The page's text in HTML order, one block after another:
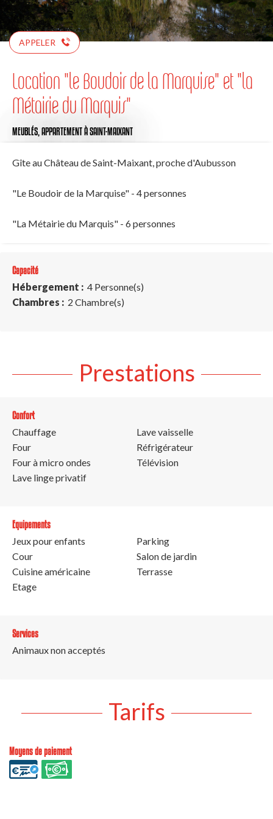
APPELER
Location "le Boudoir de la Marquise" et "la
Métairie du Marquis"
MEUBLÉS, APPARTEMENTÀ SAINT-MAIXANT
Gîte au Château de Saint-Maixant, proche d'Aubusson
"Le Boudoir de la Marquise" - 4 personnes
"La Métairie du Marquis" - 6 personnes
Capacité
Hébergement : 4 Personne(s)
Chambres : 2 Chambre(s)
Prestations
Confort
Chauffage
Four
Four à micro ondes
Lave linge privatif
Lave vaisselle
Réfrigérateur
Télévision
Equipements
Jeux pour enfants
Cour
Cuisine américaine
Etage
Parking
Salon de jardin
Terrasse
Services
Animaux non acceptés
Tarifs
Moyens de paiement